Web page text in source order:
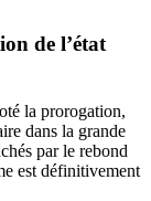
de l’état
la prorogation,
dans la grande
par le rebond
est définitivement